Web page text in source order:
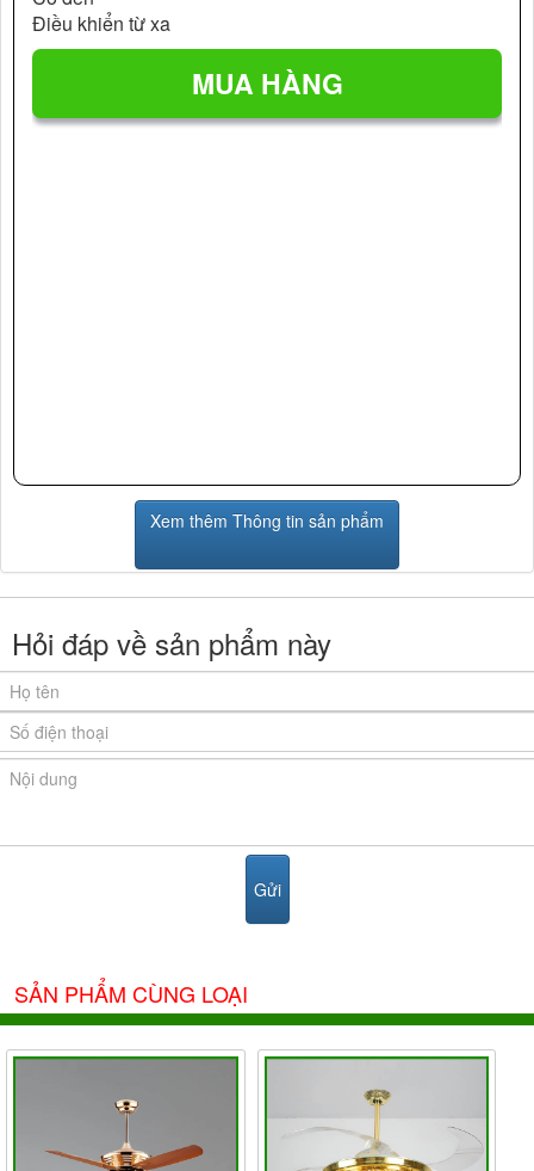
Điều khiển từ xa
Xem thêm Thông tin sản phẩm
Hỏi đáp về sản phẩm này
SẢN PHẨM CÙNG LOẠI